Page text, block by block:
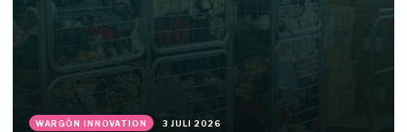
WARGÖN INNOVATION 3 JULI 2026